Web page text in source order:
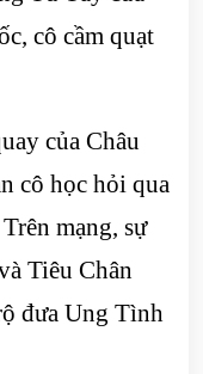
cô cầm quạt
của Châu
cô học hỏi qua
mạng, sự
Tiêu Chân
đưa Ung Tình